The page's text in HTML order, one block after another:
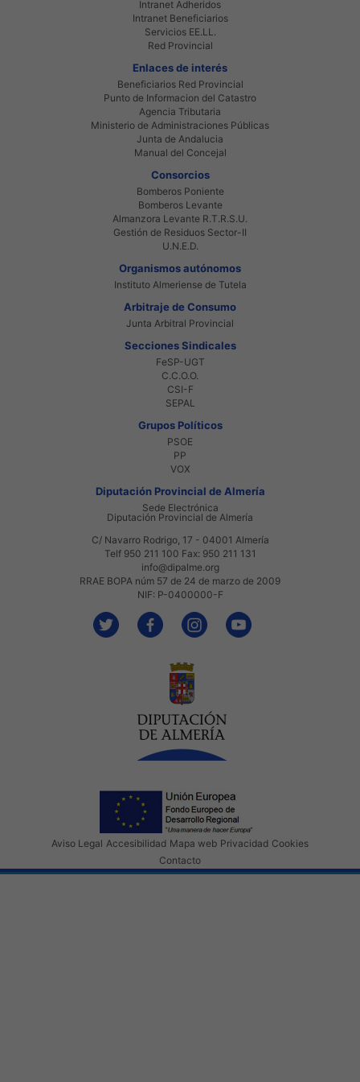
Intranet Adheridos
Intranet Beneficiarios
Servicios EE.LL.
Red Provincial
Enlaces de interés
Beneficiarios Red Provincial
Punto de Informacion del Catastro
Agencia Tributaria
Ministerio de Administraciones Públicas
Junta de Andalucia
Manual del Concejal
Consorcios
Bomberos Poniente
Bomberos Levante
Almanzora Levante R.T.R.S.U.
Gestión de Residuos Sector-II
U.N.E.D.
Organismos autónomos
Instituto Almeriense de Tutela
Arbitraje de Consumo
Junta Arbitral Provincial
Secciones Sindicales
FeSP-UGT
C.C.O.O.
CSI-F
SEPAL
Grupos Políticos
PSOE
PP
VOX
Diputación Provincial de Almería
Sede Electrónica
Diputación Provincial de Almería
C/ Navarro Rodrigo, 17 - 04001 Almería
Telf 950 211 100 Fax: 950 211 131
info@dipalme.org
RRAE BOPA núm 57 de 24 de marzo de 2009
NIF: P-0400000-F
Aviso Legal Accesibilidad Mapa web Privacidad Cookies
Contacto